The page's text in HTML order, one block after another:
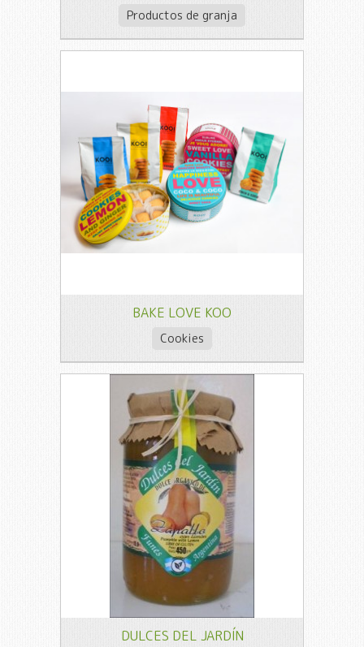
Productos de granja
BAKE LOVE KOO
Cookies
DULCES DEL JARDÍN